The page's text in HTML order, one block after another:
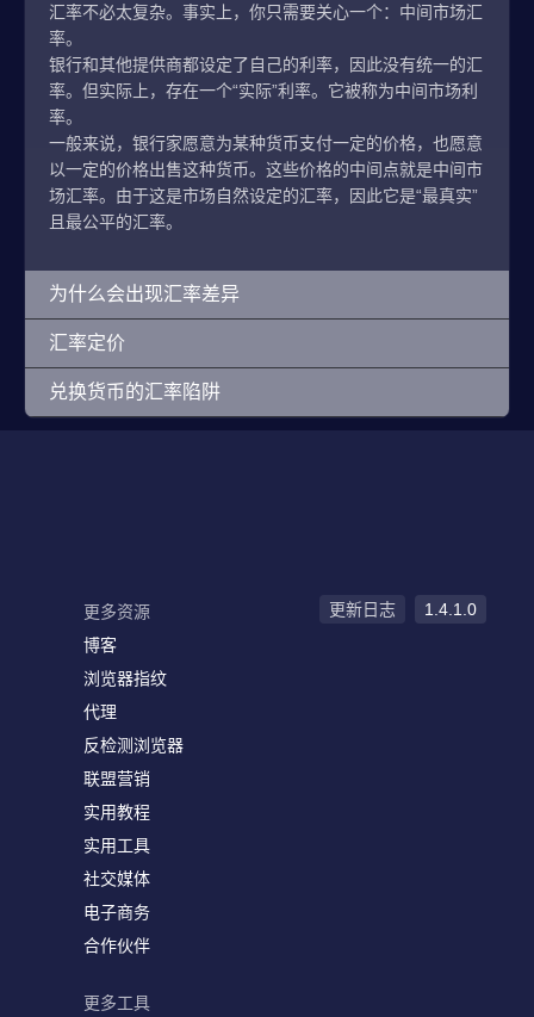
汇率不必太复杂。事实上，你只需要关心一个：中间市场汇
率。
银行和其他提供商都设定了自己的利率，因此没有统一的汇
率。但实际上，存在一个“实际”利率。它被称为中间市场利
率。
一般来说，银行家愿意为某种货币支付一定的价格，也愿意
以一定的价格出售这种货币。这些价格的中间点就是中间市
场汇率。由于这是市场自然设定的汇率，因此它是“最真实”
且最公平的汇率。
为什么会出现汇率差异
汇率定价
兑换货币的汇率陷阱
更多资源
博客
浏览器指纹
代理
反检测浏览器
联盟营销
实用教程
实用工具
社交媒体
电子商务
合作伙伴
更多工具
更新日志 1.4.1.0